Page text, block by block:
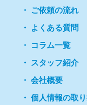
ご依頼の流れ
よくある質問
コラム一覧
スタッフ紹介
会社概要
個人情報の取